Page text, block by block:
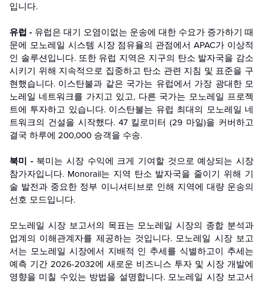
입니다.
유럽 - 유럽은 대기 오염이없는 운송에 대한 수요가 증가하기 때
문에 모노레일 시스템 시장 점유율의 관점에서 APAC가 이상적
인 솔루션입니다. 또한 유럽 지역은 지구의 탄소 발자국을 감소
시키기 위해 지속적으로 집중하고 탄소 관련 지침 및 표준을 구
현했습니다. 이스탄불과 같은 국가는 유럽에서 가장 광대한 모
노레일 네트워크를 가지고 있고, 다른 국가는 모노레일 프로젝
트에 투자하고 있습니다. 이스탄불는 유럽 최대의 모노레일 네
트워크의 건설을 시작했다. 47 킬로미터 (29 마일)을 커버하고
결국 하루에 200,000 승객을 수송.
북미 - 북미는 시장 수익에 크게 기여할 것으로 예상되는 시장
참가자입니다. Monorail는 지역 탄소 발자국을 줄이기 위해 기
술 발전과 중요한 정부 이니셔티브로 인해 지역에 대량 운송의
선호 모드입니다.
모노레일 시장 보고서의 목표는 모노레일 시장의 종합 분석과
업계의 이해관계자를 제공하는 것입니다. 모노레일 시장 보고
서는 모노레일 시장에서 지배적 인 추세를 식별하고이 추세는
예측 기간 2026-2032에 새로운 비즈니스 투자 및 시장 개발에
영향을 미칠 수있는 방법을 설명합니다. 모노레일 시장 보고서